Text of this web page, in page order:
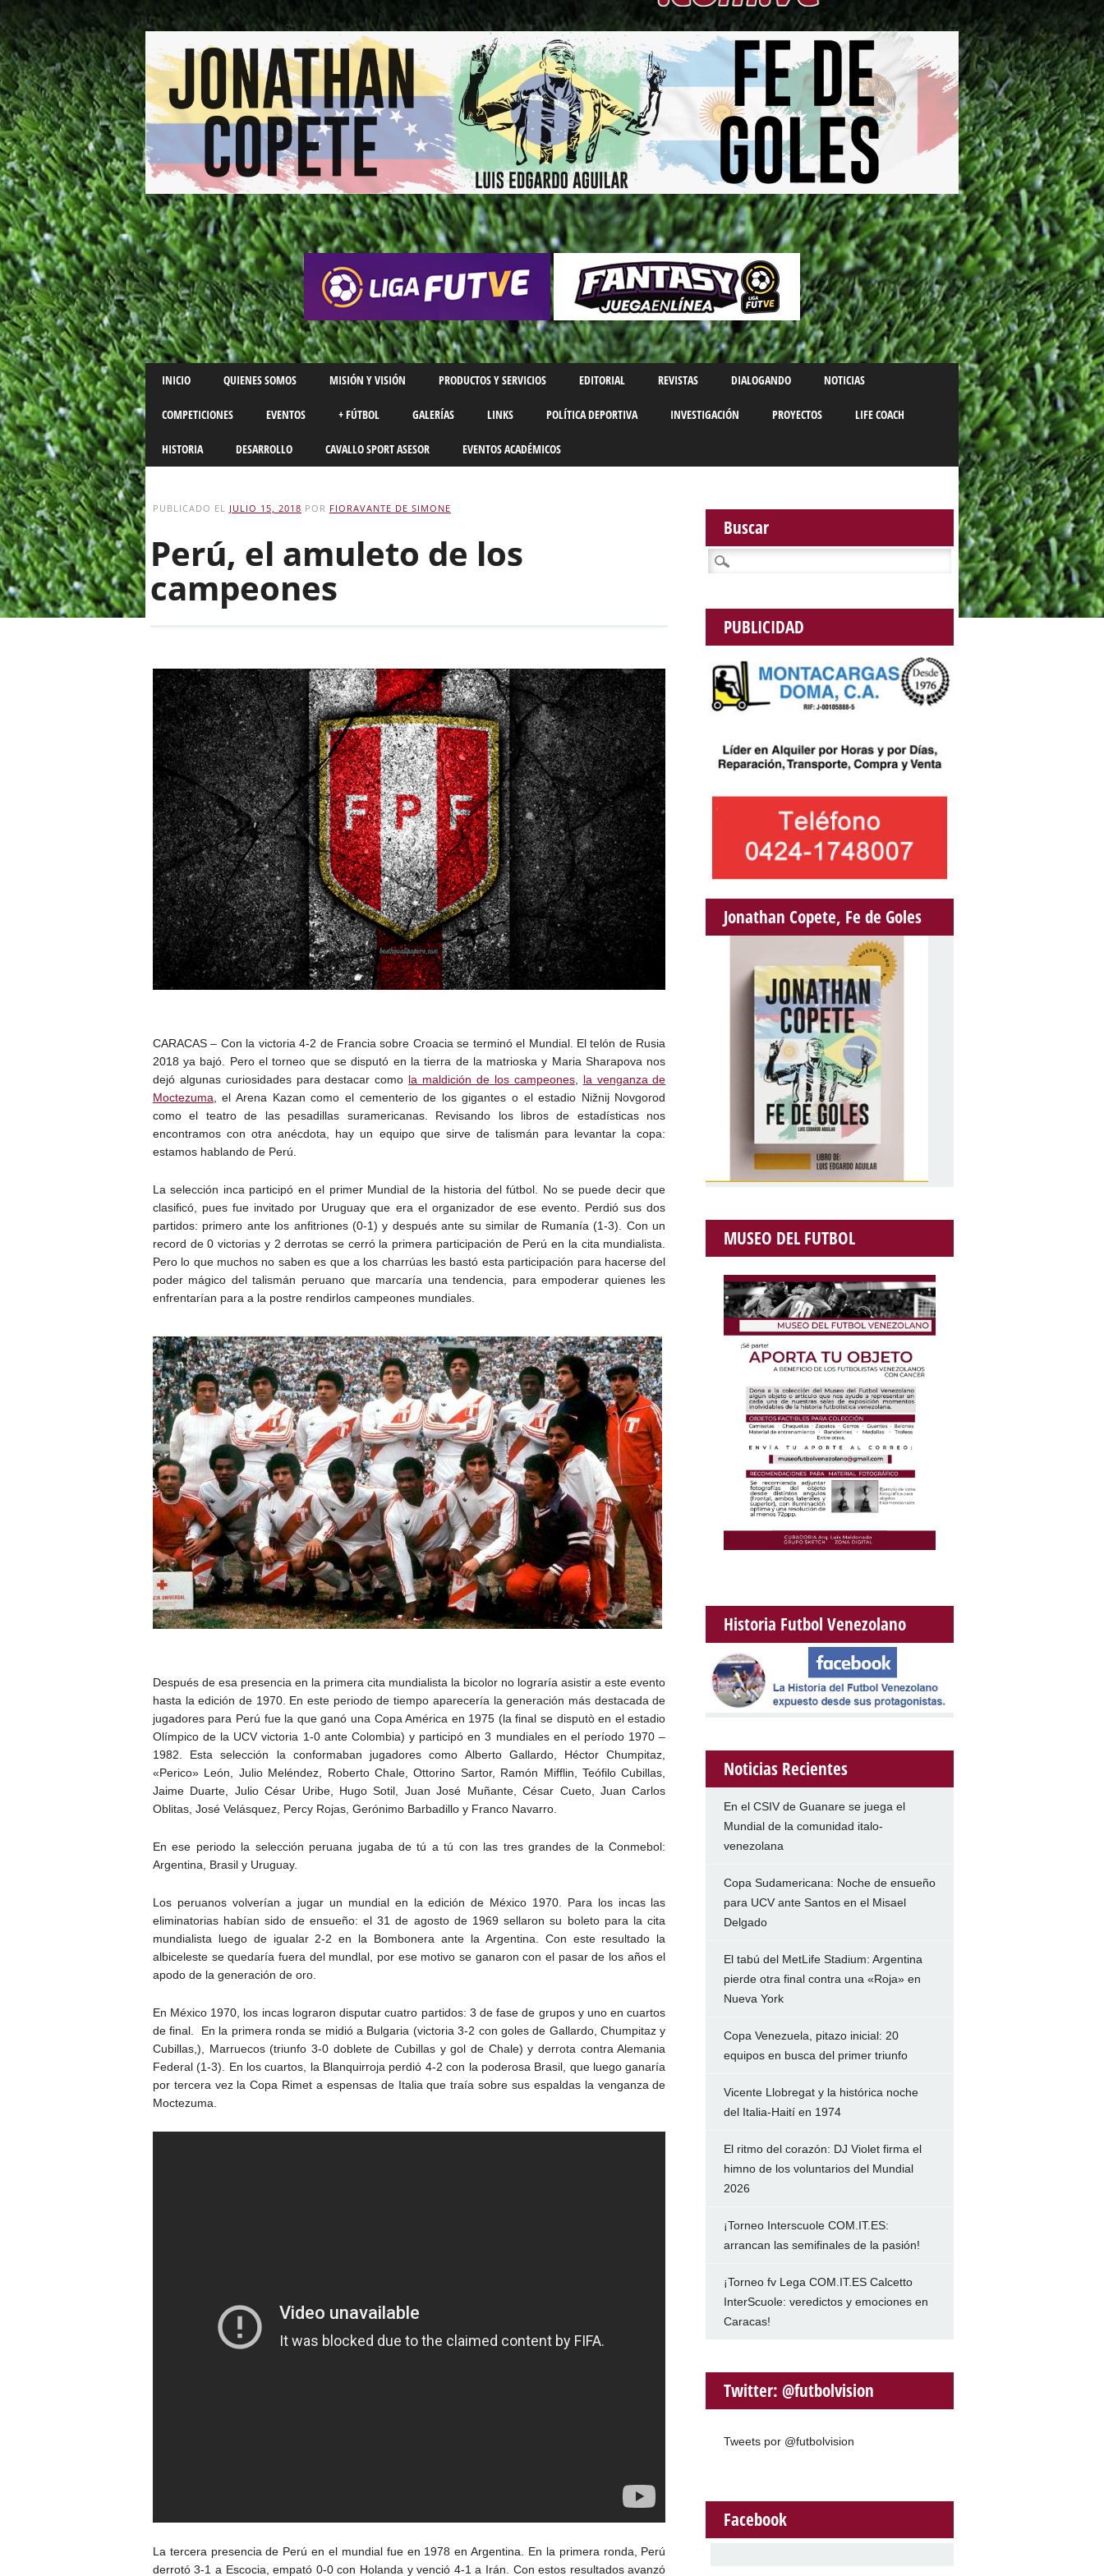
Main menu
Skip
to
content
INICIO QUIENES SOMOS MISIÓN Y VISIÓN PRODUCTOS Y SERVICIOS EDITORIAL REVISTAS DIALOGANDO NOTICIAS
COMPETICIONES EVENTOS + FÚTBOL GALERÍAS LINKS POLÍTICA DEPORTIVA INVESTIGACIÓN PROYECTOS LIFE COACH
HISTORIA DESARROLLO CAVALLO SPORT ASESOR EVENTOS ACADÉMICOS
PUBLICADO EL JULIO 15, 2018 POR FIORAVANTE DE SIMONE
Perú, el amuleto de los
campeones
CARACAS – Con la victoria 4-2 de Francia sobre Croacia se terminó el Mundial. El telón de Rusia
2018 ya bajó. Pero el torneo que se disputó en la tierra de la matrioska y Maria Sharapova nos
dejó algunas curiosidades para destacar como la maldición de los campeones, la venganza de
Moctezuma , el Arena Kazan como el cementerio de los gigantes o el estadio Nižnij Novgorod
como el teatro de las pesadillas suramericanas. Revisando los libros de estadísticas nos
encontramos con otra anécdota, hay un equipo que sirve de talismán para levantar la copa:
estamos hablando de Perú.
La selección inca participó en el primer Mundial de la historia del fútbol. No se puede decir que
clasificó, pues fue invitado por Uruguay que era el organizador de ese evento. Perdió sus dos
partidos: primero ante los anfitriones (0-1) y después ante su similar de Rumanía (1-3). Con un
record de 0 victorias y 2 derrotas se cerró la primera participación de Perú en la cita mundialista.
Pero lo que muchos no saben es que a los charrúas les bastó esta participación para hacerse del
poder mágico del talismán peruano que marcaría una tendencia, para empoderar quienes les
enfrentarían para a la postre rendirlos campeones mundiales.
Después de esa presencia en la primera cita mundialista la bicolor no lograría asistir a este evento
hasta la edición de 1970. En este periodo de tiempo aparecería la generación más destacada de
jugadores para Perú fue la que ganó una Copa América en 1975 (la final se disputò en el estadio
Olímpico de la UCV victoria 1-0 ante Colombia) y participó en 3 mundiales en el período 1970 –
1982. Esta selección la conformaban jugadores como Alberto Gallardo, Héctor Chumpitaz,
«Perico» León, Julio Meléndez, Roberto Chale, Ottorino Sartor, Ramón Mifflin, Teófilo Cubillas,
Jaime Duarte, Julio César Uribe, Hugo Sotil, Juan José Muñante, César Cueto, Juan Carlos
Oblitas, José Velásquez, Percy Rojas, Gerónimo Barbadillo y Franco Navarro.
En ese periodo la selección peruana jugaba de tú a tú con las tres grandes de la Conmebol:
Argentina, Brasil y Uruguay.
Los peruanos volverían a jugar un mundial en la edición de México 1970. Para los incas las
eliminatorias habían sido de ensueño: el 31 de agosto de 1969 sellaron su boleto para la cita
mundialista luego de igualar 2-2 en la Bombonera ante la Argentina. Con este resultado la
albiceleste se quedaría fuera del mundlal, por ese motivo se ganaron con el pasar de los años el
apodo de la generación de oro.
En México 1970, los incas lograron disputar cuatro partidos: 3 de fase de grupos y uno en cuartos
de final. En la primera ronda se midió a Bulgaria (victoria 3-2 con goles de Gallardo, Chumpitaz y
Cubillas,), Marruecos (triunfo 3-0 doblete de Cubillas y gol de Chale) y derrota contra Alemania
Federal (1-3). En los cuartos, la Blanquirroja perdió 4-2 con la poderosa Brasil, que luego ganaría
por tercera vez la Copa Rimet a espensas de Italia que traía sobre sus espaldas la venganza de
Moctezuma.
La tercera presencia de Perú en el mundial fue en 1978 en Argentina. En la primera ronda, Perú
derrotó 3-1 a Escocia, empató 0-0 con Holanda y venció 4-1 a Irán. Con estos resultados avanzó
Buscar
Buscar:
PUBLICIDAD
Jonathan Copete, Fe de Goles
MUSEO DEL FUTBOL
Historia Futbol Venezolano
Noticias Recientes
En el CSIV de Guanare se juega el
Mundial de la comunidad italo-
venezolana
Copa Sudamericana: Noche de ensueño
para UCV ante Santos en el Misael
Delgado
El tabú del MetLife Stadium: Argentina
pierde otra final contra una «Roja» en
Nueva York
Copa Venezuela, pitazo inicial: 20
equipos en busca del primer triunfo
Vicente Llobregat y la histórica noche
del Italia-Haití en 1974
El ritmo del corazón: DJ Violet firma el
himno de los voluntarios del Mundial
2026
¡Torneo Interscuole COM.IT.ES:
arrancan las semifinales de la pasión!
¡Torneo fv Lega COM.IT.ES Calcetto
InterScuole: veredictos y emociones en
Caracas!
Twitter: @futbolvision
Tweets por @futbolvision
Facebook